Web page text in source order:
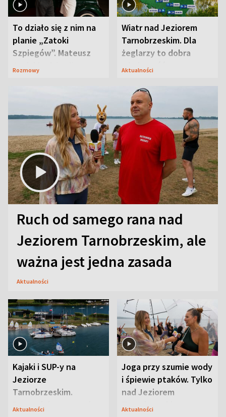
To działo się z nim na
planie „Zatoki
Szpiegów”. Mateusz
Janicki odsłonił
Rozmowy
Wiatr nad Jeziorem
Tarnobrzeskim. Dla
żeglarzy to dobra
wiadomość
Aktualności
Ruch od samego rana nad
Jeziorem Tarnobrzeskim, ale
ważna jest jedna zasada
Aktualności
Kajaki i SUP-y na
Jeziorze
Tarnobrzeskim.
Przyrodnicy zwracają
Aktualności
Joga przy szumie wody
i śpiewie ptaków. Tylko
nad Jeziorem
Tarnobrzeskim
Aktualności